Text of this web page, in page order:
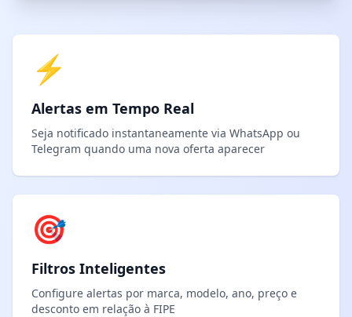
⚡
Alertas em Tempo Real
Seja notificado instantaneamente via WhatsApp ou
Telegram quando uma nova oferta aparecer
🎯
Filtros Inteligentes
Configure alertas por marca, modelo, ano, preço e
desconto em relação à FIPE